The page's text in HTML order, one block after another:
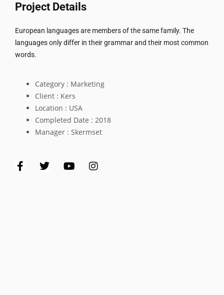
Project Details
European languages are members of the same family. The
languages only differ in their grammar and their most common
words.
Category : Marketing
Client : Kers
Location : USA
Completed Date : 2018
Manager : Skermset